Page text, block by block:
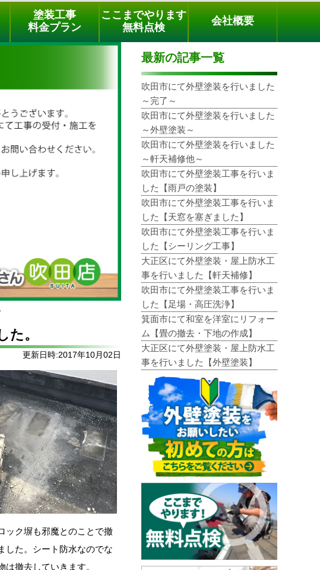
電話でのご相談
[9時～18時まで受付中]
phone
塗装工事
料金プラン
ここまでやります
無料点検
会社概要
た。
更新日時:2017年10月02日
ック塀も邪魔とのことで撤
した。シート防水なのでな
は撤去していきます。
最新の記事一覧
吹田市にて外壁塗装を行いました
～完了～
吹田市にて外壁塗装を行いました
～外壁塗装～
吹田市にて外壁塗装を行いました
～軒天補修他～
吹田市にて外壁塗装工事を行いま
した【雨戸の塗装】
吹田市にて外壁塗装工事を行いま
した【天窓を塞ぎました】
吹田市にて外壁塗装工事を行いま
した【シーリング工事】
大正区にて外壁塗装・屋上防水工
事を行いました【軒天補修】
吹田市にて外壁塗装工事を行いま
した【足場・高圧洗浄】
箕面市にて和室を洋室にリフォー
ム【畳の撤去・下地の作成】
大正区にて外壁塗装・屋上防水工
事を行いました【外壁塗装】